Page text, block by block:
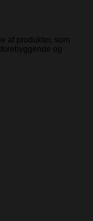
af produkter, som
og